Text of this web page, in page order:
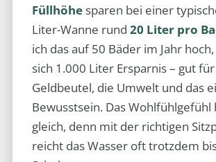
Füllhöhesparen bei einer
Liter-Wanne rund 20 Liter pro
ich das auf 50 Bäder im Jahr
sich 1.000 Liter Ersparnis – gut
Geldbeutel, die Umwelt und das
Bewusstsein. Das Wohlfühlgefühl
gleich, denn mit der richtigen
reicht das Wasser oft trotzdem